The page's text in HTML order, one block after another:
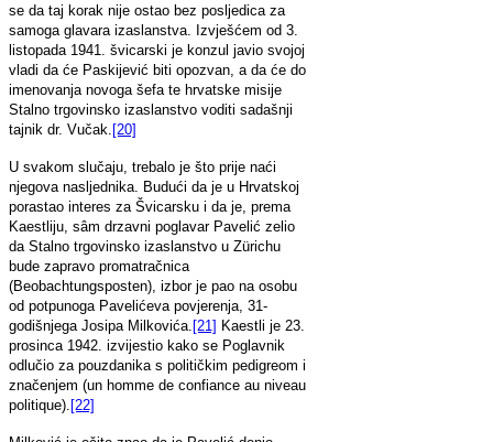
se da taj korak nije ostao bez posljedica za
samoga glavara izaslanstva. Izvješćem od 3.
listopada 1941. švicarski je konzul javio svojoj
vladi da će Paskijević biti opozvan, a da će do
imenovanja novoga šefa te hrvatske misije
Stalno trgovinsko izaslanstvo voditi sadašnji
tajnik dr. Vučak. [20]
U svakom slučaju, trebalo je što prije naći
njegova nasljednika. Budući da je u Hrvatskoj
porastao interes za Švicarsku i da je, prema
Kaestliju, sâm drzavni poglavar Pavelić zelio
da Stalno trgovinsko izaslanstvo u Zürichu
bude zapravo promatračnica
(Beobachtungsposten), izbor je pao na osobu
od potpunoga Pavelićeva povjerenja, 31-
godišnjega Josipa Milkovića. [21] Kaestli je 23.
prosinca 1942. izvijestio kako se Poglavnik
odlučio za pouzdanika s političkim pedigreom i
značenjem (un homme de confiance au niveau
politique). [22]